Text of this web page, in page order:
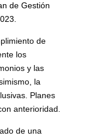
de Gestión
de
los
y las
la
Planes
anterioridad.
de una